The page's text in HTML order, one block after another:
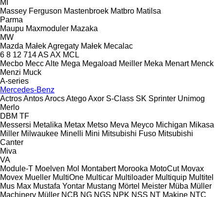
MI
Massey Ferguson Mastenbroek Matbro Matilsa
Parma
Maupu Maxmoduler Mazaka
MW
Mazda Małek Agregaty Małek Mecalac
6 8 12 714AS AX MCL
Mecbo Mecc Alte Mega Megaload Meiller Meka Menart Menck
Menzi Muck
A-series
Mercedes-Benz
ActrosAntosArocsAtegoAxor S-Class SK Sprinter Unimog
Merlo
DBM TF
Messersi Metalika Metax Metso Meva Meyco Michigan Mikasa
Miller Milwaukee Minelli Mini Mitsubishi Fuso Mitsubishi
Canter
Miva
VA
Module-T Moelven Mol Montabert Morooka MotoCut Movax
Movex Mueller MultiOne Multicar Multiloader Multiquip Multitel
Mus Max Mustafa Yontar Mustang Mörtel Meister Müba Müller
Machinery Müller NCB NG NGS NPK NSS NT Makine NTC